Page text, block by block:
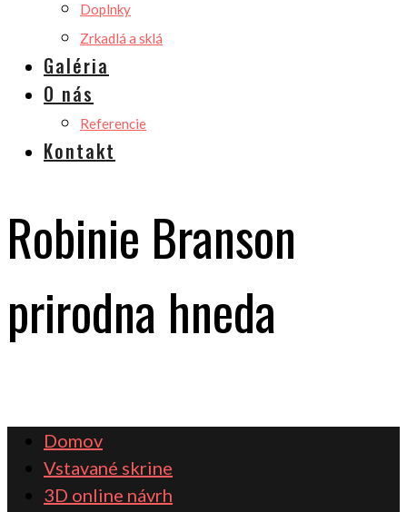
Doplnky
Zrkadlá a sklá
Galéria
O nás
Referencie
Kontakt
Robinie Branson
prirodna hneda
Domov
Vstavané skrine
3D online návrh